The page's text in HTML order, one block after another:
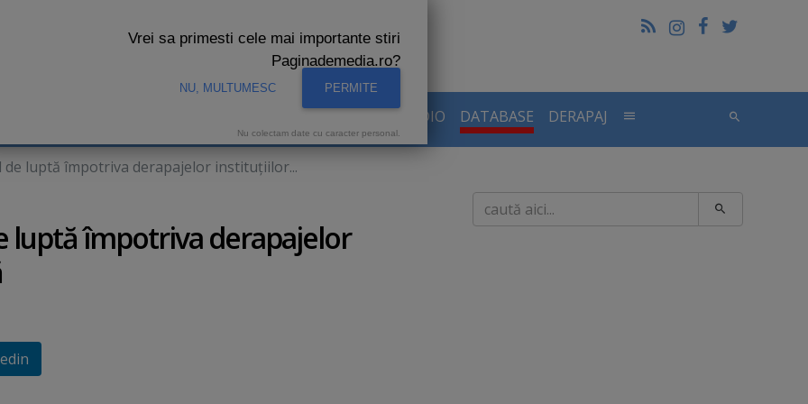
AUDIENTE RADIO DATABASE DERAPAJ
de luptă împotriva derapajelor instituţiilor...
luptă împotriva derapajelor
Caută
Vrei sa primesti cele mai importante stiri
Paginademedia.ro?
NU, MULTUMESC PERMITE
Nu colectam date cu caracter personal.